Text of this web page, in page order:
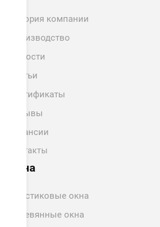
История компании
Производство
Новости
Статьи
Сертификаты
Отзывы
Вакансии
Контакты
Окна
Пластиковые окна
Деревянные окна